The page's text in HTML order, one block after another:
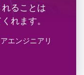
ることは
れます。
エンジニアリ